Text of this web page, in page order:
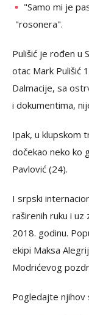
"Samo mi je
"rosonera".
Pulišić je rođen u
otac Mark Pulišić
Dalmacije, sa
i dokumentima,
Ipak, u klupskom
dočekao neko ko
Pavlović (24).
I srpski
raširenih ruku i
2018. godinu.
ekipi Maksa
Modrićevog
Pogledajte njihov